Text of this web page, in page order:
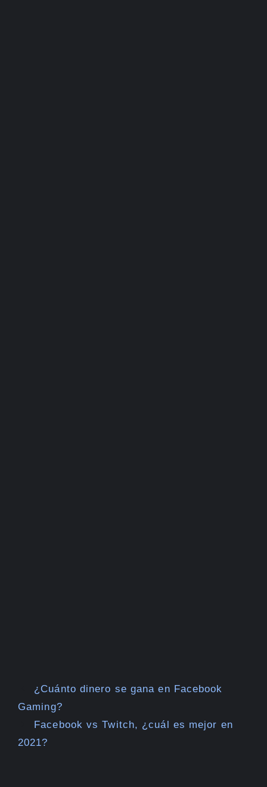
¿Cuánto dinero se gana en Facebook
Gaming?
Facebook vs Twitch, ¿cuál es mejor en
2021?